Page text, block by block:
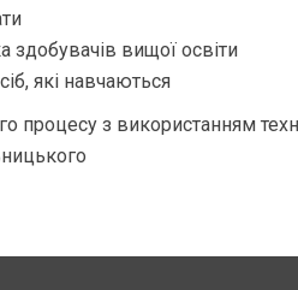
здобувачів вищої освіти
які навчаються
процесу з використанням